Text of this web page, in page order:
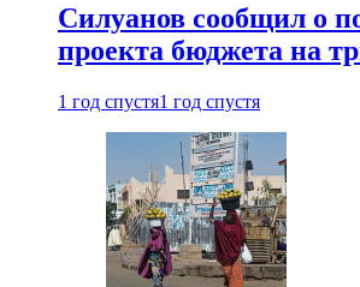
Силуанов сообщил о
проекта бюджета на
1 год спустя1 год спустя